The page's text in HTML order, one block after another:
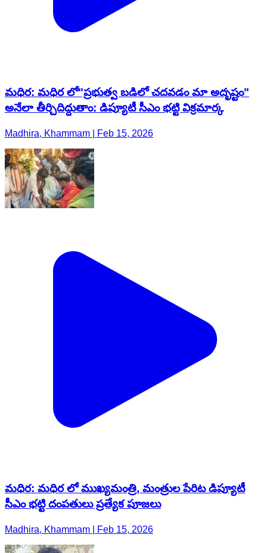
మధిర: మధిర లో"ప్రభుత్వ బడిలో చదవడం మా అదృష్టం"
అనేలా తీర్చిదిద్దుతాం: డిప్యూటీ సీఎం భట్టి విక్రమార్క
Madhira, Khammam | Feb 15, 2026
మధిర: మధిర లో ​ముఖ్యమంత్రి, మంత్రుల పేరిట డిప్యూటీ
సీఎం భట్టి దంపతులు ప్రత్యేక పూజలు
Madhira, Khammam | Feb 15, 2026